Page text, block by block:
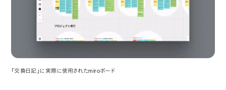
「交換日記」に実際に使用されたmiroボード